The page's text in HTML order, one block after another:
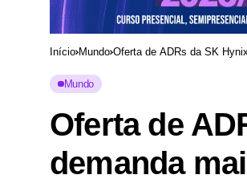
Início Mundo
Mundo
Oferta de
demanda